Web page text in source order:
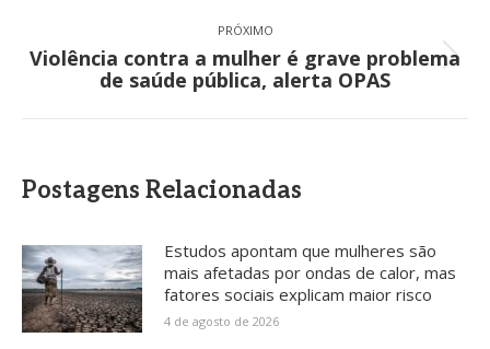
PRÓXIMO
Próximo
post:
Violência contra a mulher é grave problema
de saúde pública, alerta OPAS
Postagens Relacionadas
Estudos apontam que mulheres são
mais afetadas por ondas de calor, mas
fatores sociais explicam maior risco
4 de agosto de 2026